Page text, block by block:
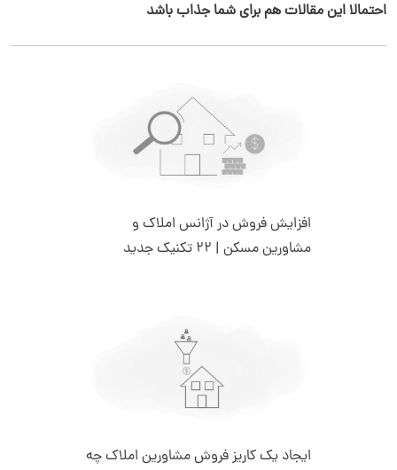
احتمالا این مقالات هم برای شما جذاب باشد
افزایش فروش در آژانس املاک و
مشاورین مسکن | 22 تکنیک جدید
ایجاد یک کاریز فروش مشاورین املاک چه